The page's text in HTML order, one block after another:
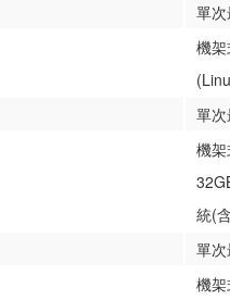
單
機
單
機
統(
單
機